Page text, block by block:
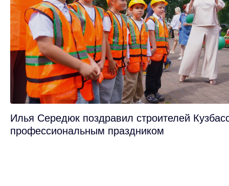
Илья Середюк поздравил строителей
профессиональным праздником